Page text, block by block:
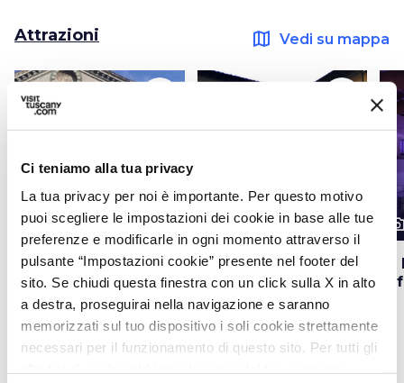
Ci teniamo alla tua privacy
La tua privacy per noi è importante. Per questo motivo
puoi scegliere le impostazioni dei cookie in base alle tue
preferenze e modificarle in ogni momento attraverso il
pulsante “Impostazioni cookie” presente nel footer del
sito. Se chiudi questa finestra con un click sulla X in alto
a destra, proseguirai nella navigazione e saranno
memorizzati sul tuo dispositivo i soli cookie strettamente
necessari per il funzionamento di questo sito. Per tutti gli
Attrazioni map Vedi su mappa
photo_camera Attrazioni
Chiesa di San
Francesco a Prato
photo_camera Attrazioni
Palazzo Comunale di
Prato
Eventi map Vedi su mappa